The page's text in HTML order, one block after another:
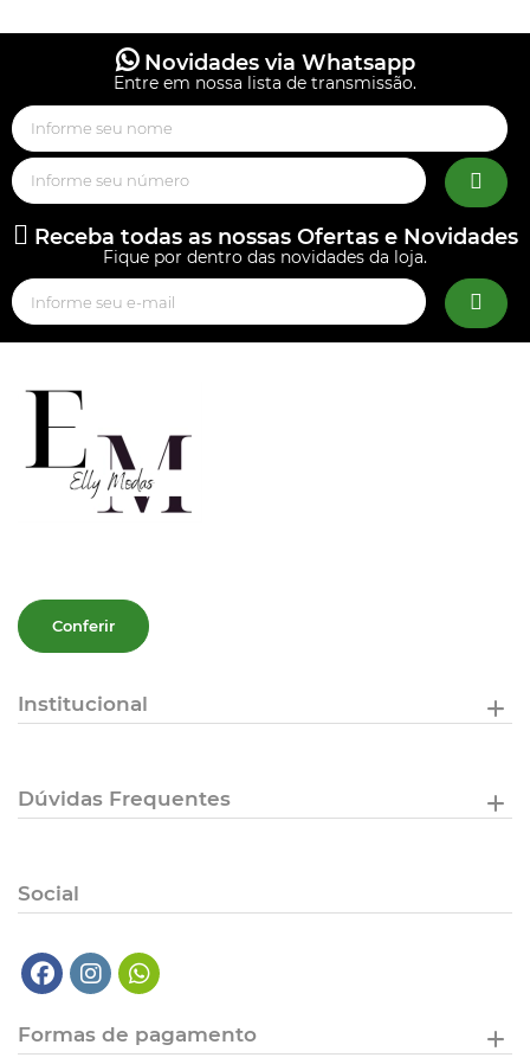
Novidades via Whatsapp
Entre em nossa lista de transmissão.
Receba todas as nossas Ofertas e Novidades
Fique por dentro das novidades da loja.
Conferir
Institucional
Dúvidas Frequentes
Social
Formas de pagamento